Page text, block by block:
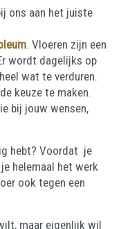
ons aan het juiste
. Vloeren zijn een
wordt dagelijks op
wat te verduren.
keuze te maken.
bij jouw wensen,
hebt? Voordat je
je helemaal het werk
ook tegen een
maar eigenlijk wil